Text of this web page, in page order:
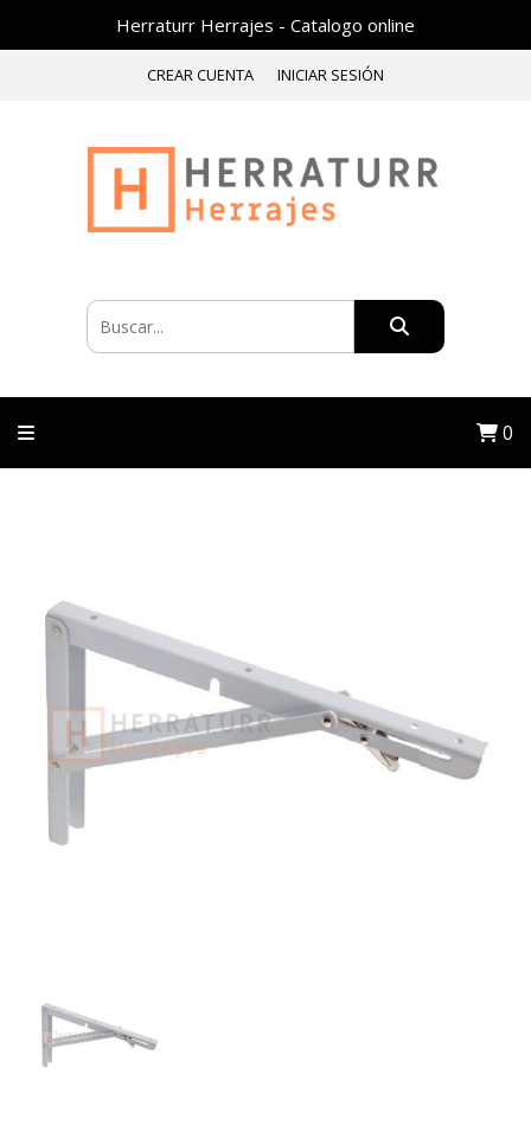
Herraturr Herrajes - Catalogo online
CREAR CUENTA INICIAR SESIÓN
0